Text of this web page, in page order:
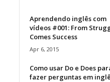
Aprendendo inglês com
vídeos #001: From
Comes Success
Apr 6, 2015
Como usar Do e Does
fazer perguntas em